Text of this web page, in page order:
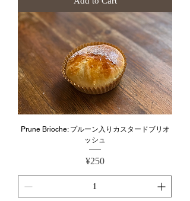
Prune Brioche: プルーン入りカスタードブリオ
ッシュ
Price
¥250